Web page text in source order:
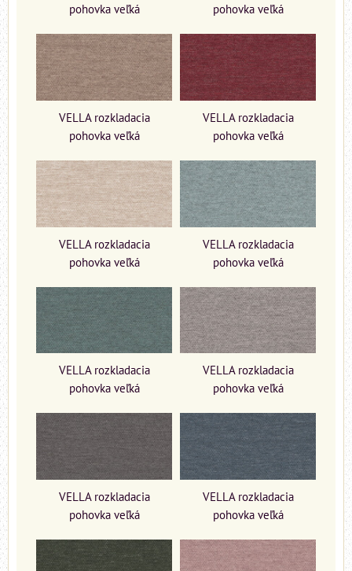
pohovka veľká
pohovka veľká
VELLA rozkladacia
pohovka veľká
VELLA rozkladacia
pohovka veľká
VELLA rozkladacia
pohovka veľká
VELLA rozkladacia
pohovka veľká
VELLA rozkladacia
pohovka veľká
VELLA rozkladacia
pohovka veľká
VELLA rozkladacia
pohovka veľká
VELLA rozkladacia
pohovka veľká